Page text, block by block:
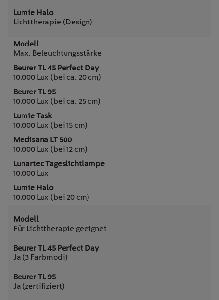
Lichttherapie (Design)
Max. Beleuchtungsstärke
10.000 Lux (bei ca. 20 cm)
10.000 Lux (bei ca. 25 cm)
10.000 Lux (bei 15 cm)
10.000 Lux (bei 12 cm)
10.000 Lux
10.000 Lux (bei 20 cm)
Für Lichttherapie geeignet
Ja (3 Farbmodi)
Ja (zertifiziert)